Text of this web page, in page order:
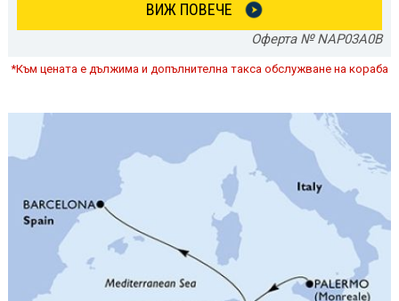
ВИЖ ПОВЕЧЕ
Оферта № NAP03A0B
*Към цената е дължима и допълнителна такса обслужване на кораба